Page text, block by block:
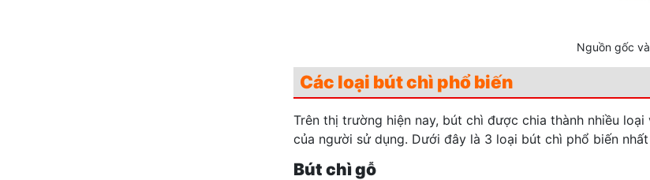
Nguồn gốc
Các loại bút chì phổ biến
Trên thị trường hiện nay, bút chì được chia thành nhiều
của người sử dụng. Dưới đây là 3 loại bút chì phổ biến
Bút chì gỗ